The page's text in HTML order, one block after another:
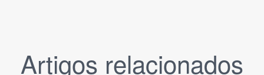
Artigos relacionados